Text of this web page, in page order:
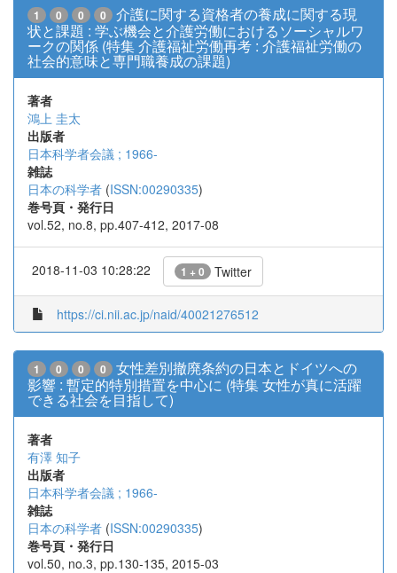
1 0 0 0
介護に関する資格者の養成に関する現
状と課題 : 学ぶ機会と介護労働におけるソーシャルワ
ークの関係 (特集 介護福祉労働再考 : 介護福祉労働の
社会的意味と専門職養成の課題)
著者
鴻上 圭太
出版者
日本科学者会議 ; 1966-
雑誌
日本の科学者 (ISSN:00290335)
巻号頁・発行日
vol.52, no.8, pp.407-412, 2017-08
2018-11-03 10:28:22 1 + 0 Twitter
https://ci.nii.ac.jp/naid/40021276512
1 0 0 0
女性差別撤廃条約の日本とドイツへの
影響 : 暫定的特別措置を中心に (特集 女性が真に活躍
できる社会を目指して)
著者
有澤 知子
出版者
日本科学者会議 ; 1966-
雑誌
日本の科学者 (ISSN:00290335)
巻号頁・発行日
vol.50, no.3, pp.130-135, 2015-03